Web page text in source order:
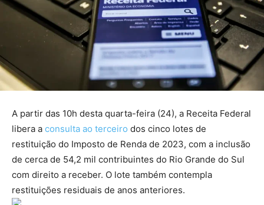
A partir das 10h desta quarta-feira (24), a Receita Federal
libera a consulta ao terceiro dos cinco lotes de
restituição do Imposto de Renda de 2023, com a inclusão
de cerca de 54,2 mil contribuintes do Rio Grande do Sul
com direito a receber. O lote também contempla
restituições residuais de anos anteriores.